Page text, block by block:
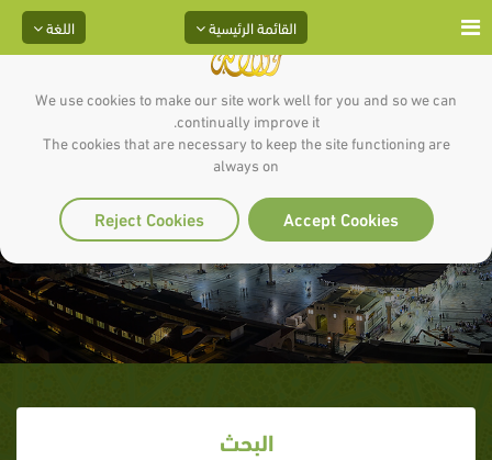
We use cookies to make our site work well for you and so we can
continually improve it.
The cookies that are necessary to keep the site functioning are
always on
Accept Cookies
Reject Cookies
اللغة القائمة الرئيسية
(11) تعليم المخظئ عملياً
البحث